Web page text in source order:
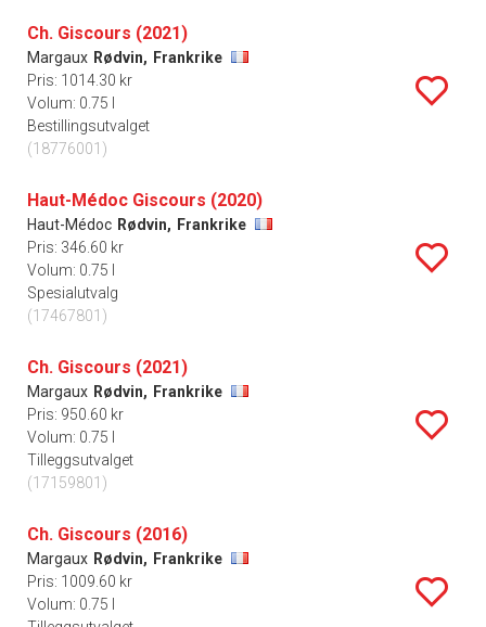
Ch. Giscours (2021)
Margaux Rødvin, Frankrike
Pris: 1014.30 kr
Volum: 0.75 l
Bestillingsutvalget
(18776001)
Haut-Médoc Giscours (2020)
Haut-Médoc Rødvin, Frankrike
Pris: 346.60 kr
Volum: 0.75 l
Spesialutvalg
(17467801)
Ch. Giscours (2021)
Margaux Rødvin, Frankrike
Pris: 950.60 kr
Volum: 0.75 l
Tilleggsutvalget
(17159801)
Ch. Giscours (2016)
Margaux Rødvin, Frankrike
Pris: 1009.60 kr
Volum: 0.75 l